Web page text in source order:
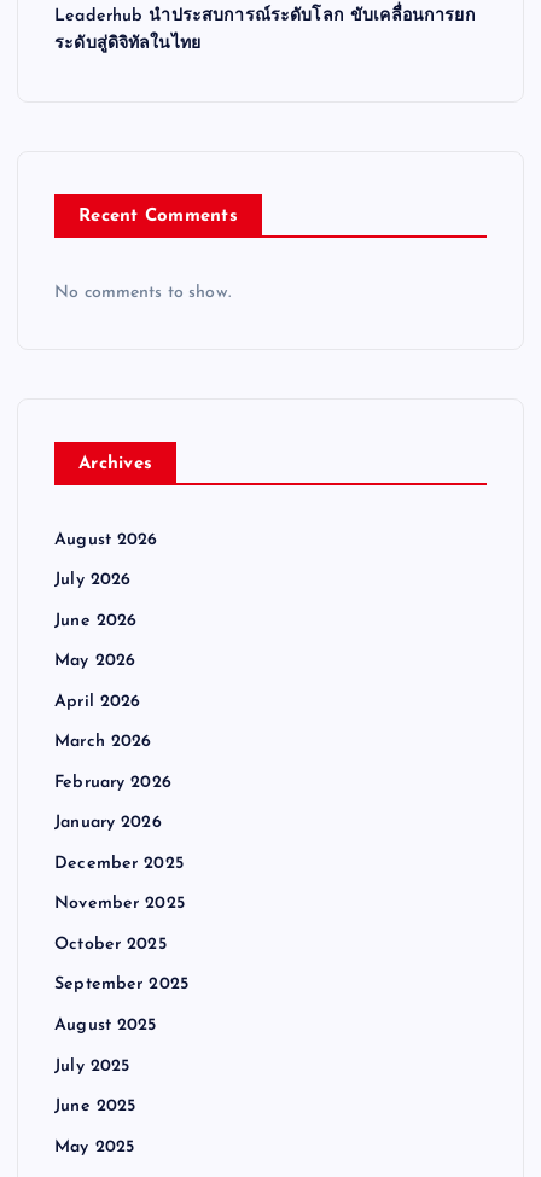
Leaderhub นำประสบการณ์ระดับโลก ขับเคลื่อนการยก
ระดับสู่ดิจิทัลในไทย
Recent Comments
No comments to show.
Archives
August 2026
July 2026
June 2026
May 2026
April 2026
March 2026
February 2026
January 2026
December 2025
November 2025
October 2025
September 2025
August 2025
July 2025
June 2025
May 2025